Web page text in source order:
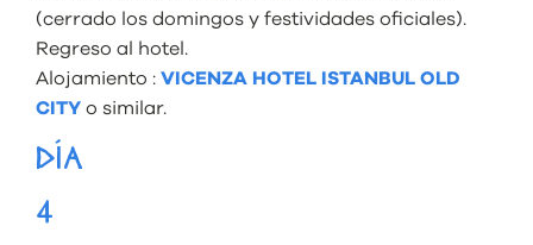
(cerrado los domingos y festividades oficiales).
Regreso al hotel.
Alojamiento : VICENZA HOTEL ISTANBUL OLD
CITY o similar.
DÍA
4